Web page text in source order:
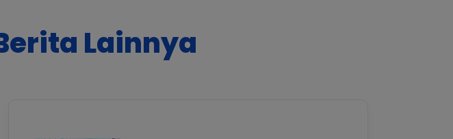
Lainnya